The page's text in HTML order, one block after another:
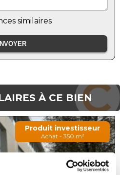
similaires
À CE BIEN
Produit investisseur
Achat - 350 m²